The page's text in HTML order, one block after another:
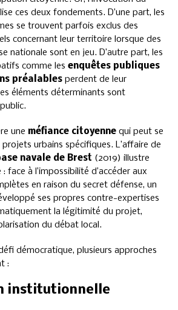
ces deux fondements. D’une part, les
se trouvent parfois exclus des
concernant leur territoire lorsque des
nationale sont en jeu. D’autre part, les
comme les enquêtes publiques
préalables perdent de leur
éléments déterminants sont
une méfiance citoyenne qui peut se
urbains spécifiques. L’affaire de
navale de Brest (2019) illustre
face à l’impossibilité d’accéder aux
en raison du secret défense, un
ses propres contre-expertises
la légitimité du projet,
du débat local.
démocratique, plusieurs approches
:
institutionnelle